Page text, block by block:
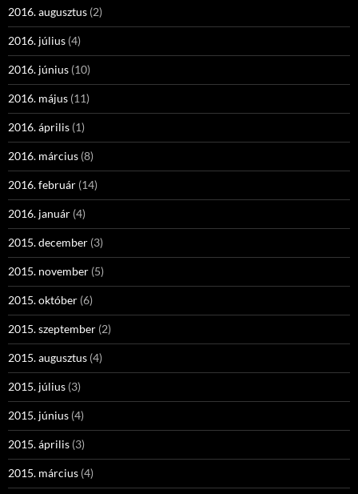
2016. augusztus (2)
2016. július (4)
2016. június (10)
2016. május (11)
2016. április (1)
2016. március (8)
2016. február (14)
2016. január (4)
2015. december (3)
2015. november (5)
2015. október (6)
2015. szeptember (2)
2015. augusztus (4)
2015. július (3)
2015. június (4)
2015. április (3)
2015. március (4)